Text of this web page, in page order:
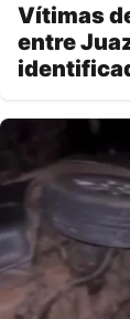
Vítimas
entre